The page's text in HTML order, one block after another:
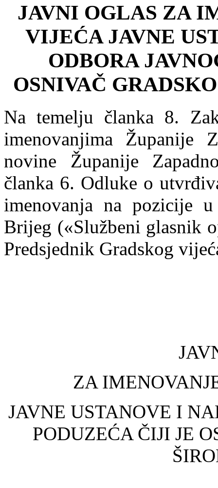
JAVNI OGLAS ZA
VIJEĆA JAVNE
ODBORA
OSNIVAČ
Na temelju članka 8.
imenovanjima Županije
novine Županije
članka 6. Odluke o
imenovanja na pozicije
Brijeg («Službeni glasnik
Predsjednik Gradskog
ZA
JAVNE USTANOVE I
PODUZEĆA ČIJI JE